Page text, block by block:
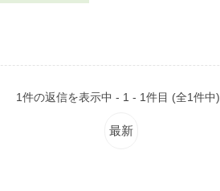
1件の返信を表示中 - 1 - 1件目 (全1件中)
最新